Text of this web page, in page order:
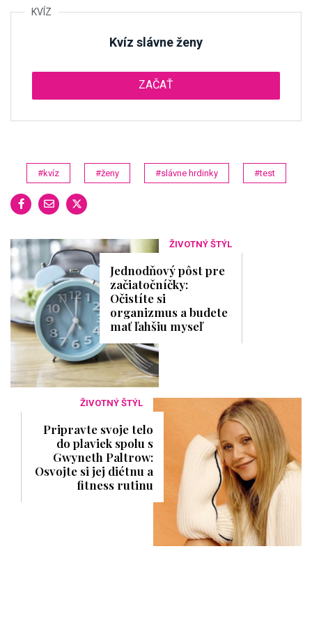
Kvíz slávne ženy
ZAČAŤ
#kvíz #ženy #slávne hrdinky #test
ŽIVOTNÝ ŠTÝL
Jednodňový pôst pre
začiatočníčky:
Očistíte si
organizmus a budete
mať ľahšiu myseľ
ŽIVOTNÝ ŠTÝL
Pripravte svoje telo
do plaviek spolu s
Gwyneth Paltrow:
Osvojte si jej diétnu a
fitness rutinu